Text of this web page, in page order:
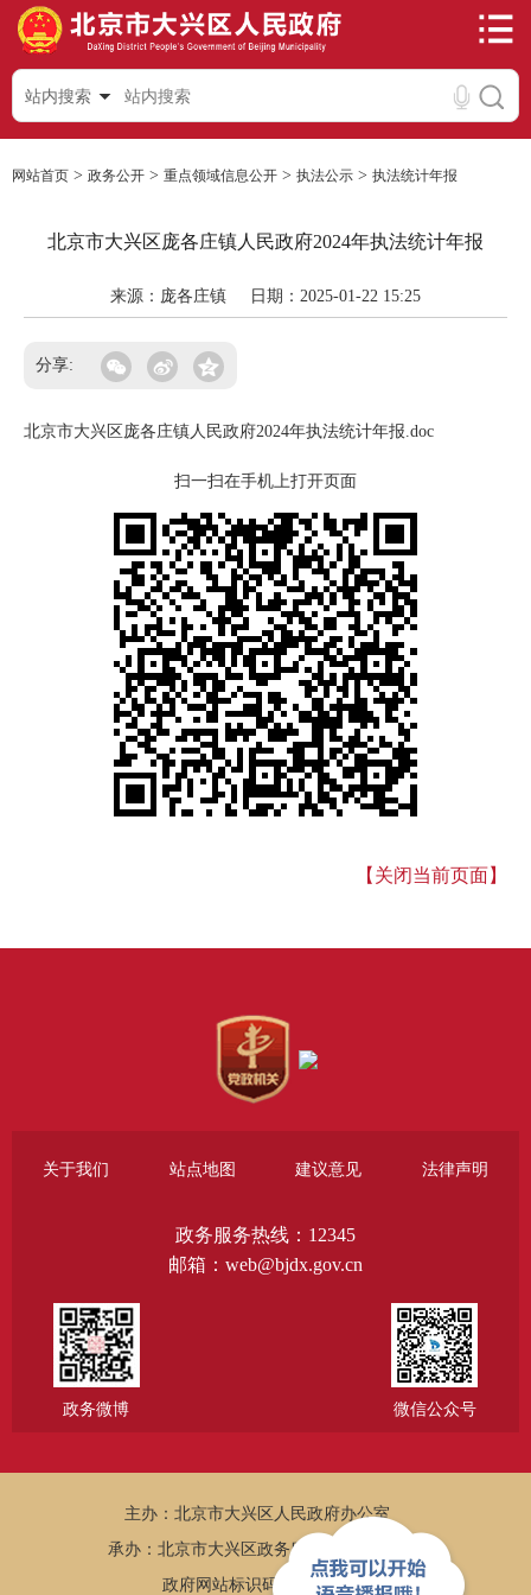
站内搜索
网站首页 > 政务公开 > 重点领域信息公开 > 执法公示 > 执法统计年报
北京市大兴区庞各庄镇人民政府2024年执法统计年报
来源：庞各庄镇 日期：2025-01-22 15:25
分享:
北京市大兴区庞各庄镇人民政府2024年执法统计年报.doc
扫一扫在手机上打开页面
【关闭当前页面】
关于我们 站点地图 建议意见 法律声明
政务服务热线：12345
邮箱：web@bjdx.gov.cn
政务微博 微信公众号
主办：北京市大兴区人民政府办公室
承办：北京市大兴区政务服务和数据管理局
政府网站标识码：1101150005